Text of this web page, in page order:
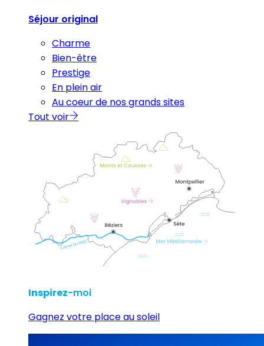
Séjour original
Charme
Bien-être
Prestige
En plein air
Au coeur de nos grands sites
Tout voir
Inspirez-moi
Gagnez votre place au soleil